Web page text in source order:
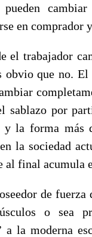
en comprador
el trabajador
obvio que no.
sablazo por
y la forma más
la sociedad
al final acumula
de fuerza
o sea
a la moderna